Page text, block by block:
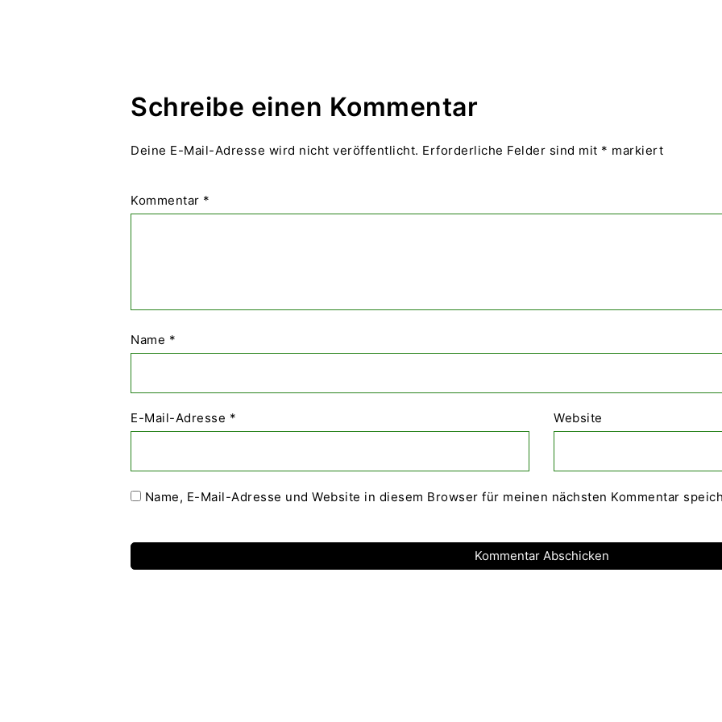
Schreibe einen Kommentar
Deine E-Mail-Adresse wird nicht veröffentlicht. Erforderliche Felder sind mit * markiert
Kommentar *
Name *
E-Mail-Adresse * Website
Name, E-Mail-Adresse und Website in diesem Browser für meinen nächsten Kommentar